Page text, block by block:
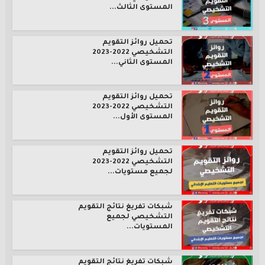
المستوى الثالث...
تحميل روائز التقويم
التشخيصي 2022-2023
المستوى الثاني...
تحميل روائز التقويم
التشخيصي 2022-2023
المستوى الأول...
تحميل روائز التقويم
التشخيصي 2022-2023
لجميع مستويات...
شبكات تفريغ نتائج التقويم
التشخيصي لجميع
المستويات...
شبكات تفريغ نتائج التقويم